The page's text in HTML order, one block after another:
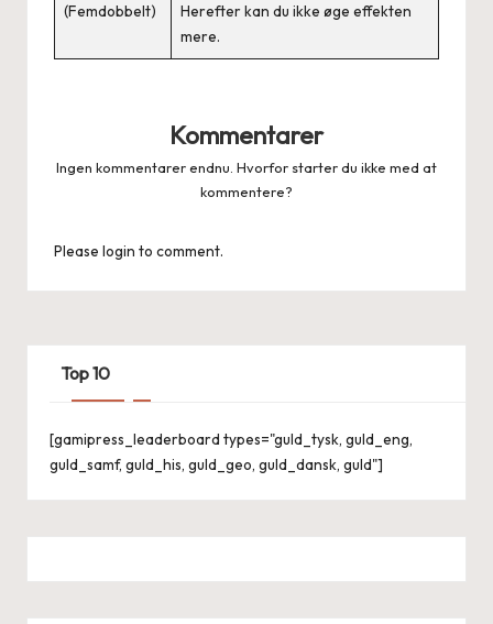
(Femdobbelt)
Herefter kan du ikke øge effekten
mere.
Kommentarer
Ingen kommentarer endnu. Hvorfor starter du ikke med at
kommentere?
Please login to comment.
Top 10
[gamipress_leaderboard types="guld_tysk, guld_eng,
guld_samf, guld_his, guld_geo, guld_dansk, guld"]